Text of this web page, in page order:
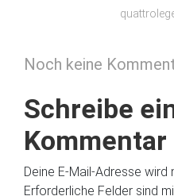
Noch keine
Schreibe
Kommentar
Deine E-Mail-Adresse
Erforderliche Felder sind